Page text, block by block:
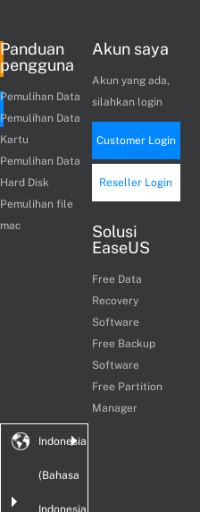
Panduan
pengguna
Pemulihan Data
Pemulihan Data
Kartu
Pemulihan Data
Hard Disk
Pemulihan file
mac
Akun saya
Akun yang ada,
silahkan login
Customer Login
Reseller Login
Solusi
EaseUS
Free Data
Recovery
Software
Free Backup
Software
Free Partition
Manager
Indonesia
(Bahasa
Indonesia